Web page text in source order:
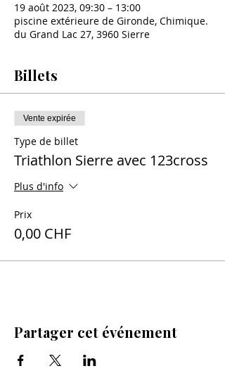
19 août 2023, 09:30 – 13:00
piscine extérieure de Gironde, Chimique.
du Grand Lac 27, 3960 Sierre
Billets
Vente expirée
Type de billet
Triathlon Sierre avec 123cross
Plus d'info
Prix
0,00 CHF
Partager cet événement